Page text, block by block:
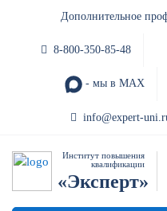
Дополнительное
8-800-350-85-48
- мы в MAX
info@expert-
Институт повышения
квалификации
«Эксперт»